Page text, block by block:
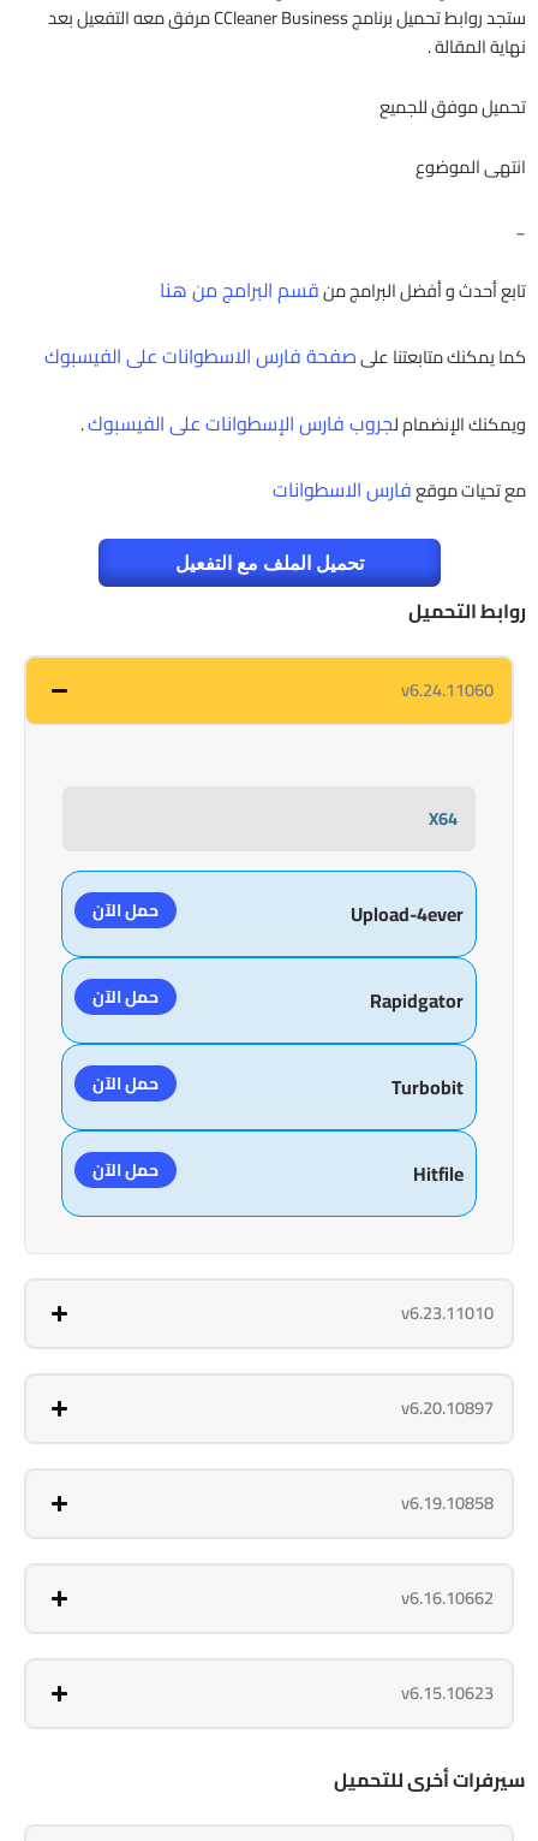
ستجد روابط تحميل برنامج CCleaner Business مرفق معه التفعيل بعد
نهاية المقالة .
تحميل موفق للجميع
انتهى الموضوع
_
تابع أحدث و أفضل البرامج منقسم البرامج من هنا
كما يمكنك متابعتنا علىصفحة فارس الاسطوانات على الفيسبوك
ويمكنك الإنضمام لجروب فارس الإسطوانات على الفيسبوك.
مع تحيات موقعفارس الاسطوانات
تحميل الملف مع التفعيل
روابط التحميل
v6.24.11060
X64
Upload-4ever حمل الآن
Rapidgator حمل الآن
Turbobit حمل الآن
Hitfile حمل الآن
v6.23.11010
v6.20.10897
v6.19.10858
v6.16.10662
v6.15.10623
سيرفرات أخرى للتحميل